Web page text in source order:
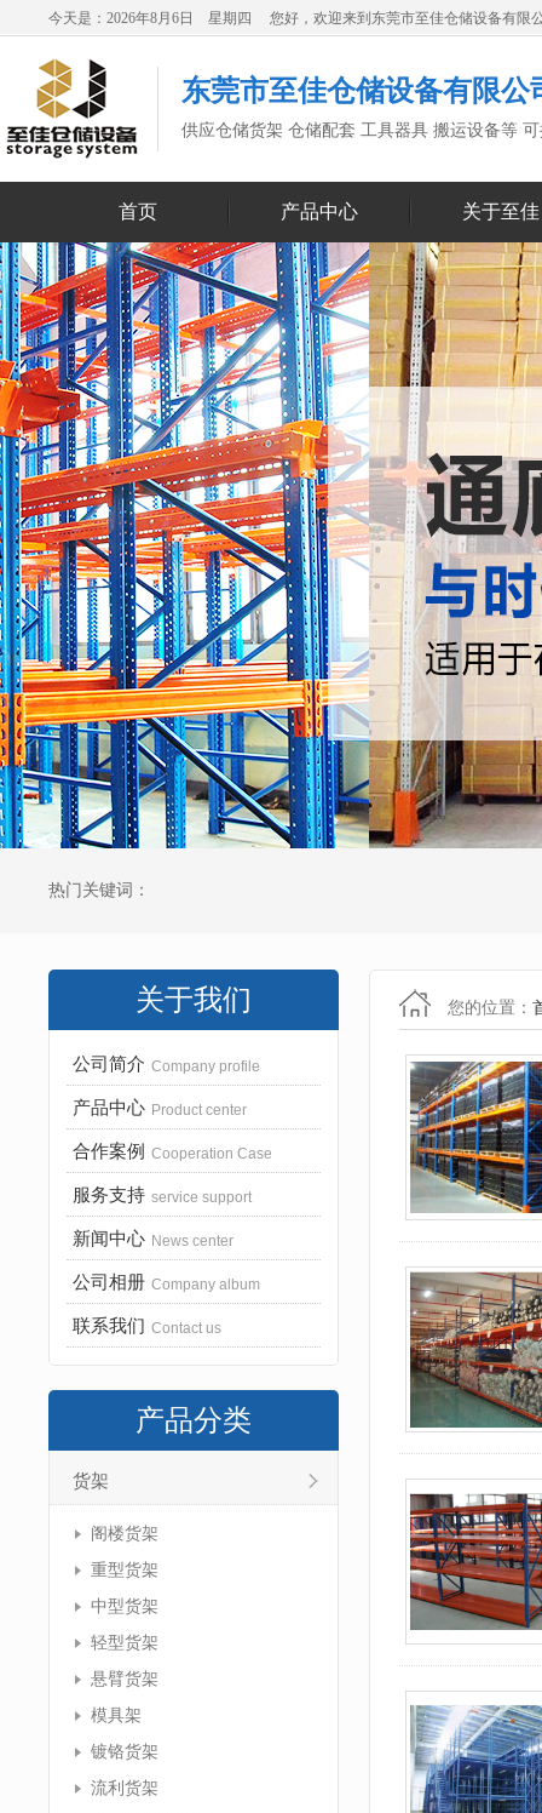
今天是：2026年8月6日 星期四 您好，欢迎来到东莞市至佳仓储设备有限
东莞市至佳仓储设备有限公
供应仓储货架 仓储配套 工具器具 搬运设备等
首页 产品中心 关于至佳
热门关键词：
关于我们
公司简介 Company profile
产品中心 Product center
合作案例 Cooperation Case
服务支持 service support
新闻中心 News center
公司相册 Company album
联系我们 Contact us
产品分类
货架
阁楼货架
重型货架
中型货架
轻型货架
悬臂货架
模具架
镀铬货架
流利货架
您的位置：